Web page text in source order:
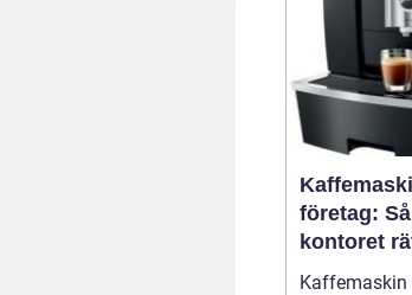
företag:
kontoret
för kaffe
Kaffemaskin